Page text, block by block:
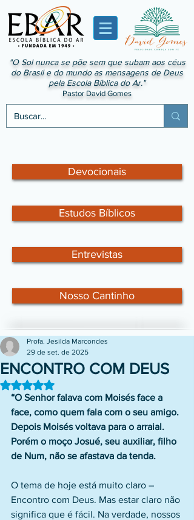
"O Sol nunca se põe sem que subam aos céus
do Brasil e do mundo as mensagens de Deus
pela Escola Bíblica do Ar."
Pastor David Gomes
Devocionais
Estudos Bíblicos
Entrevistas
Nosso Cantinho
ENCONTRO COM DEUS
Profa. Jesilda Marcondes
29 de set. de 2025
Avaliado com NaN de 5 estrelas.
“O Senhor falava com Moisés face a
face, como quem fala com o seu amigo.
Depois Moisés voltava para o arraial.
Porém o moço Josué, seu auxiliar, filho
de Num, não se afastava da tenda.
O tema de hoje está muito claro –
Encontro com Deus. Mas estar claro não
significa que é fácil. Na verdade, nossos